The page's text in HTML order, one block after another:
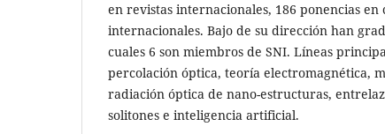
en revistas internacionales, 186 ponencias en
internacionales. Bajo de su dirección han
cuales 6 son miembros de SNI. Líneas
percolación óptica, teoría electromagnética,
radiación óptica de nano-estructuras,
solitones e inteligencia artificial.